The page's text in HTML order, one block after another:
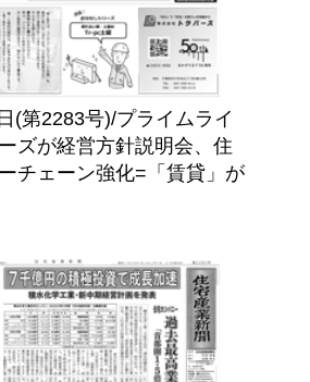
(第2283号)/プライムライ
ズが経営方針説明会、住
チェーン強化=「賃貸」が